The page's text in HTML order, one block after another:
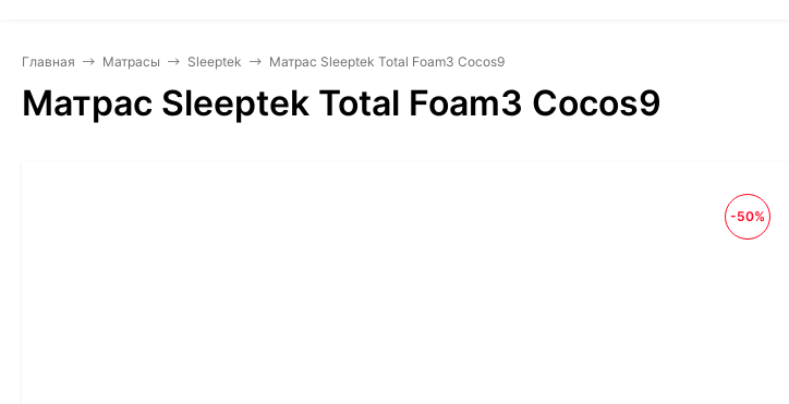
Главная Матрасы Sleeptek Матрас Sleeptek Total Foam3 Cocos9
Матрас Sleeptek Total Foam3 Cocos9
-50%